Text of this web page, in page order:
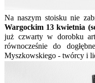
Na naszym stoisku nie
Wargockim 13 kwietnia
już czwarty w dorobku
równocześnie do
Myszkowskiego - twórcy i